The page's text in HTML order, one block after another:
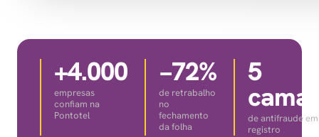
+4.000
empresas
confiam na
Pontotel
−72%
de retrabalho
no
fechamento
da folha
5
de antifraude
registro